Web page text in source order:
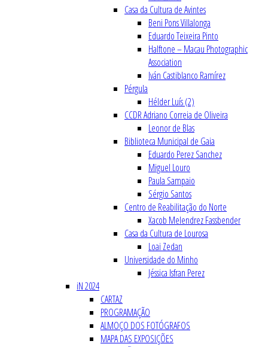
Casa da Cultura de Avintes
Beni Pons Villalonga
Eduardo Teixeira Pinto
Halftone – Macau Photographic
Association
Iván Castiblanco Ramírez
Pérgula
Hélder Luís (2)
CCDR Adriano Correia de Oliveira
Leonor de Blas
Biblioteca Municipal de Gaia
Eduardo Perez Sanchez
Miguel Louro
Paula Sampaio
Sérgio Santos
Centro de Reabilitação do Norte
Xacob Melendrez Fassbender
Casa da Cultura de Lourosa
Loai Zedan
Universidade do Minho
Jéssica Isfran Perez
iN 2024
CARTAZ
PROGRAMAÇÃO
ALMOÇO DOS FOTÓGRAFOS
MAPA DAS EXPOSIÇÕES